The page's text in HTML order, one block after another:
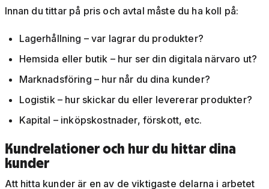
Innan du tittar på pris och avtal måste du ha koll på:
Lagerhållning – var lagrar du produkter?
Hemsida eller butik – hur ser din digitala närvaro ut?
Marknadsföring – hur når du dina kunder?
Logistik – hur skickar du eller levererar produkter?
Kapital – inköpskostnader, förskott, etc.
Kundrelationer och hur du hittar dina
kunder
Att hitta kunder är en av de viktigaste delarna i arbetet